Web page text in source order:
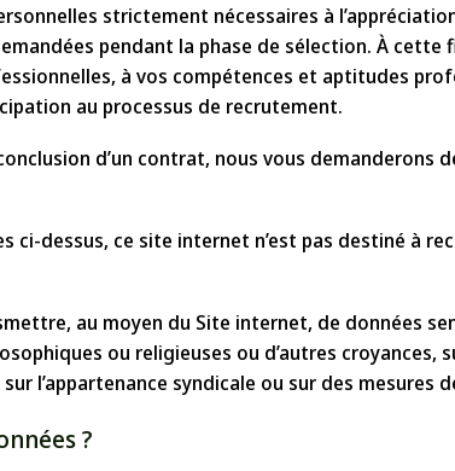
strictement nécessaires à
pendant la phase de sélection. À cette
à vos compétences et aptitudes
au processus de recrutement.
d’un contrat, nous vous
ci-dessus, ce site internet n’est pas destiné
au moyen du Site internet, de données
ou religieuses ou d’autres croyances,
l’appartenance syndicale ou sur des mesures
?